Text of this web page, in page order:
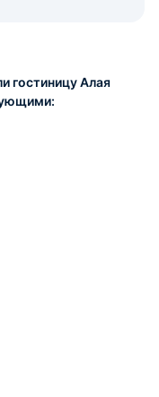
гостиницу Алая